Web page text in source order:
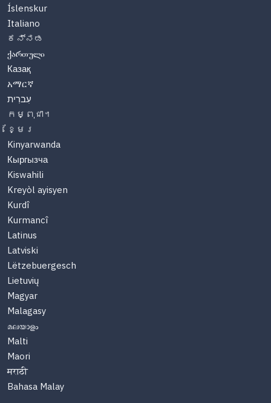
Íslenskur
Italiano
ಕನ್ನಡ
ქართული
Казақ
አማርኛ
עִברִית
កម្ពុជា។
ខ្មែរ
Kinyarwanda
Кыргызча
Kiswahili
Kreyòl ayisyen
Kurdî
Kurmancî
Latinus
Latviski
Lëtzebuergesch
Lietuvių
Magyar
Malagasy
മലയാളം
Malti
Maori
मराठी
Bahasa Malay